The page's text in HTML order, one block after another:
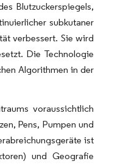
Blutzuckerspiegels,
subkutaner
verbessert. Sie wird
Die Technologie
Algorithmen in der
voraussichtlich
Pens, Pumpen und
ist
und Geografie